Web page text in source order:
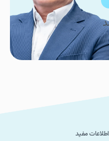
اطلاعات مفید